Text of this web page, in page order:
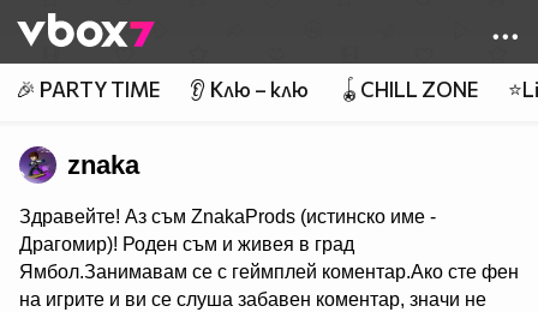
👾
🎉 PARTY TIME 👂 Клю – клю 🪀CHILL ZONE
znaka
Здравейте! Аз съм ZnakaProds (истинско име -
Драгомир)! Роден съм и живея в град
Ямбол.Занимавам се с геймплей коментар.Ако сте фен
на игрите и ви се слуша забавен коментар, значи не